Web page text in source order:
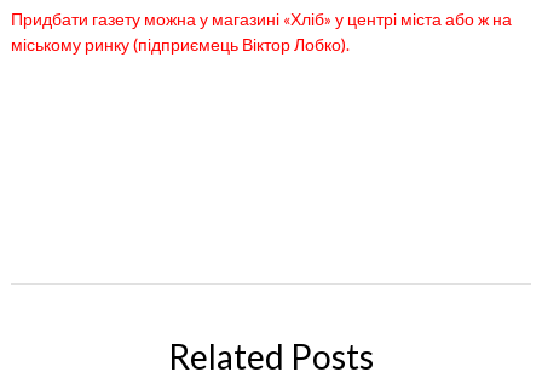
Придбати газету можна у магазині «Хліб» у центрі міста або ж на
міському ринку (підприємець Віктор Лобко).
Related Posts